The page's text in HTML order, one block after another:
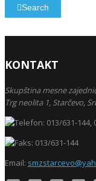
Search
KONTAKT
Skupština mesne
Trg neolita 1, Starčevo,
013/631-144,
013/631-144
Email: